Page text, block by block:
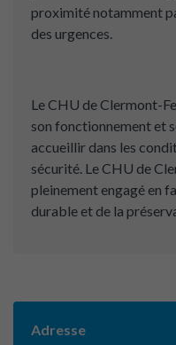
proximité notamment
des urgences.
Le CHU de Clermont-
son fonctionnement et
accueillir dans les
sécurité. Le CHU de
pleinement engagé en
durable et de la
Adresse